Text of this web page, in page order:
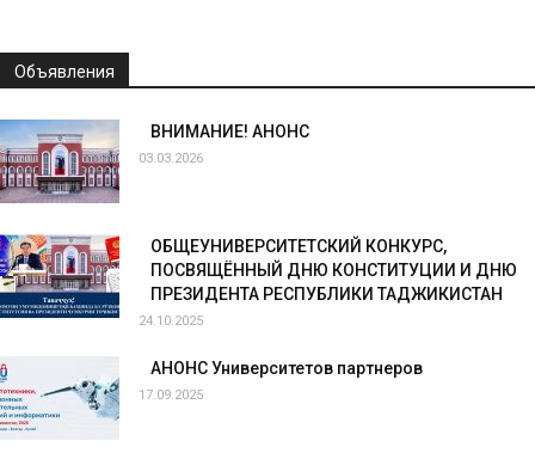
Объявления
ВНИМАНИЕ! АНОНС
03.03.2026
ОБЩЕУНИВЕРСИТЕТСКИЙ КОНКУРС,
ПОСВЯЩЁННЫЙ ДНЮ КОНСТИТУЦИИ И ДНЮ
ПРЕЗИДЕНТА РЕСПУБЛИКИ ТАДЖИКИСТАН
24.10.2025
АНОНС Университетов партнеров
17.09.2025